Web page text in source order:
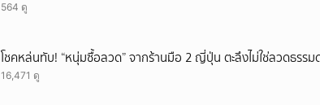
564 ดู
โชคหล่นทับ! “หนุ่มซื้อลวด” จากร้านมือ 2 ญี่ปุ่น ตะลึงไม่ใช่ลวดธรร
16,471 ดู